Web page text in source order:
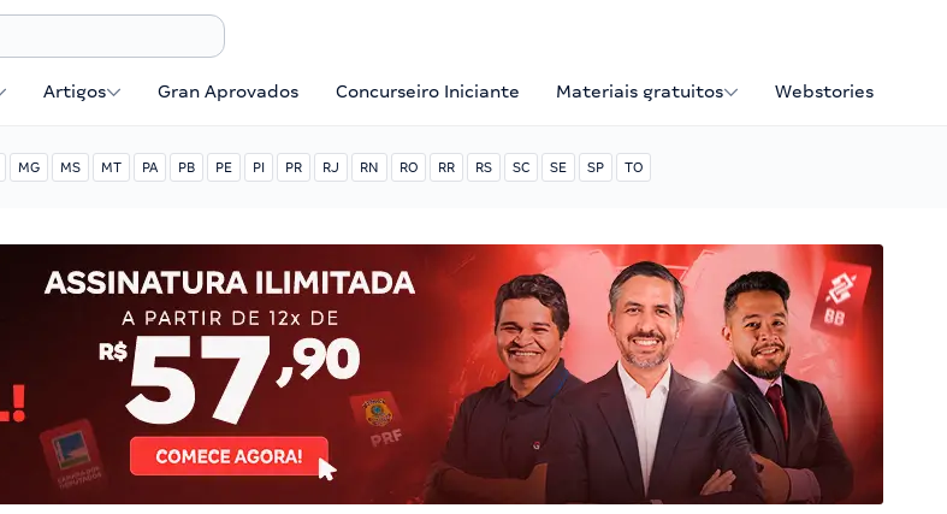
Artigos Gran Aprovados Concurseiro Iniciante Materiais gratuitos Webstories
MG MS MT PA PB PE PI PR RJ RN RO RR RS SC SE SP TO